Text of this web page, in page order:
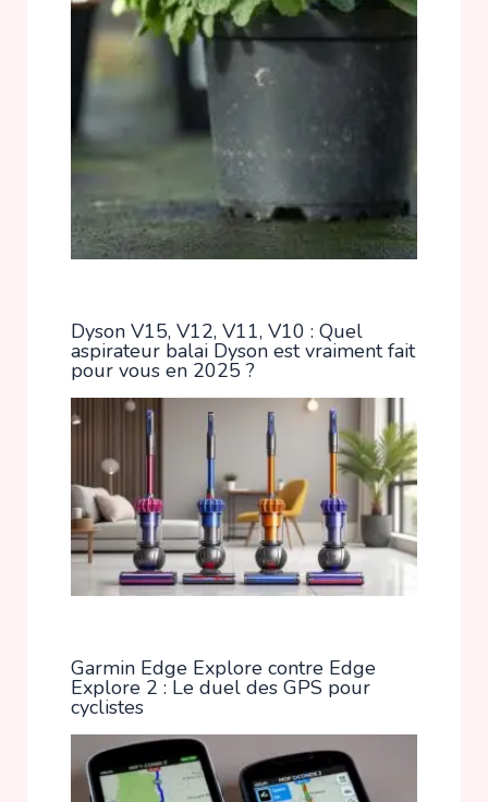
Dyson V15, V12, V11, V10 : Quel
aspirateur balai Dyson est vraiment fait
pour vous en 2025 ?
Garmin Edge Explore contre Edge
Explore 2 : Le duel des GPS pour
cyclistes